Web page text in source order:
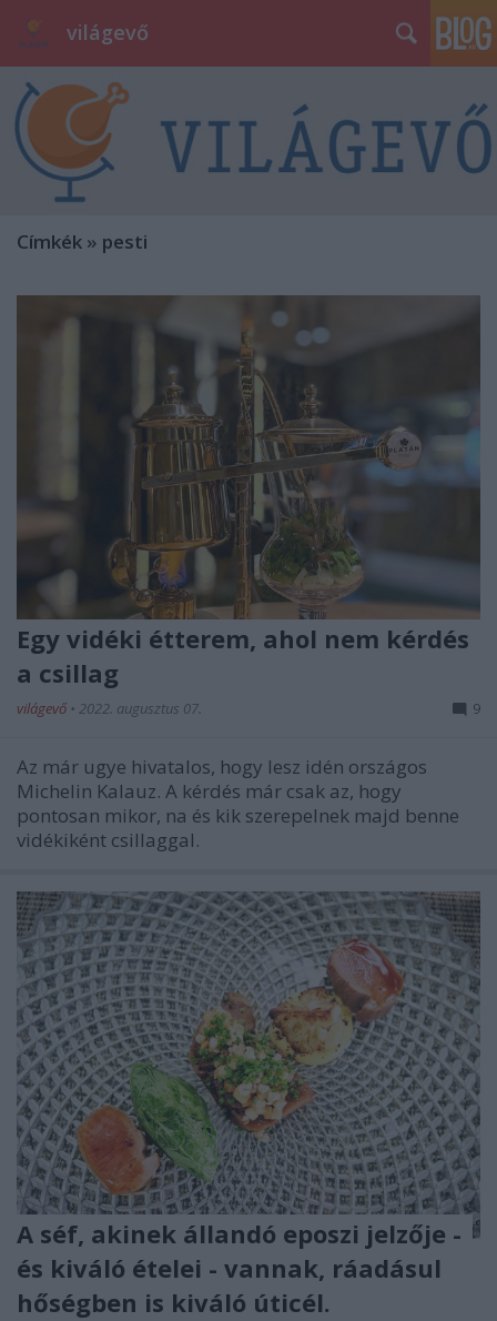
világevő
Címkék » pesti
Egy vidéki étterem, ahol nem kérdés
a csillag
világevő • 2022. augusztus 07. 9
Az már ugye hivatalos, hogy lesz idén országos
Michelin Kalauz. A kérdés már csak az, hogy
pontosan mikor, na és kik szerepelnek majd benne
vidékiként csillaggal.
A séf, akinek állandó eposzi jelzője -
és kiváló ételei - vannak, ráadásul
hőségben is kiváló úticél.